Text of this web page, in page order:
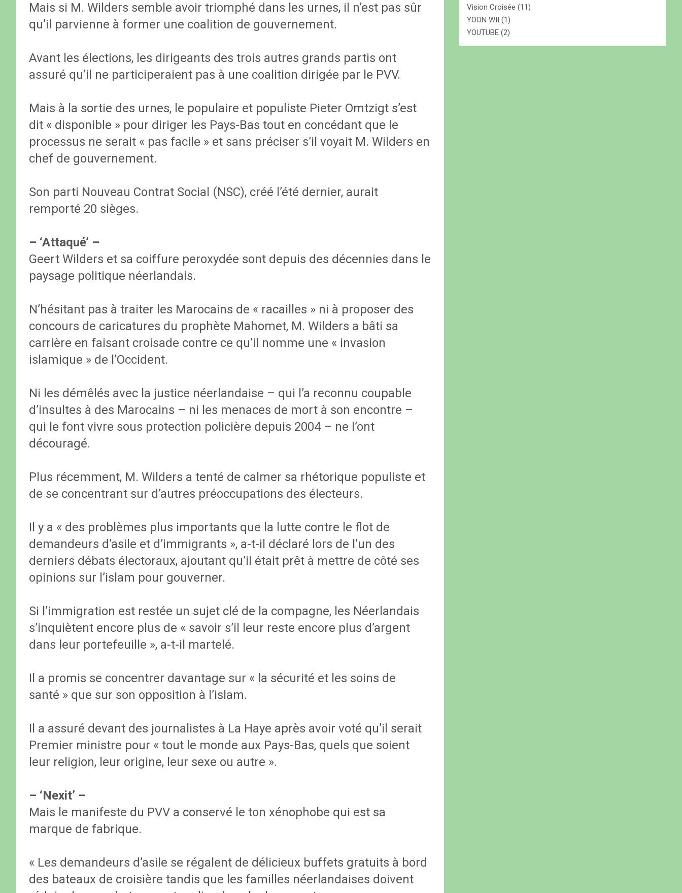
Mais si M. Wilders semble avoir triomphé dans les urnes, il n’est pas sûr
qu’il parvienne à former une coalition de gouvernement.
Avant les élections, les dirigeants des trois autres grands partis ont
assuré qu’il ne participeraient pas à une coalition dirigée par le PVV.
Mais à la sortie des urnes, le populaire et populiste Pieter Omtzigt s’est
dit « disponible » pour diriger les Pays-Bas tout en concédant que le
processus ne serait « pas facile » et sans préciser s’il voyait M. Wilders en
chef de gouvernement.
Son parti Nouveau Contrat Social (NSC), créé l’été dernier, aurait
remporté 20 sièges.
– ‘Attaqué’ –
Geert Wilders et sa coiffure peroxydée sont depuis des décennies dans le
paysage politique néerlandais.
N’hésitant pas à traiter les Marocains de « racailles » ni à proposer des
concours de caricatures du prophète Mahomet, M. Wilders a bâti sa
carrière en faisant croisade contre ce qu’il nomme une « invasion
islamique » de l’Occident.
Ni les démêlés avec la justice néerlandaise – qui l’a reconnu coupable
d’insultes à des Marocains – ni les menaces de mort à son encontre –
qui le font vivre sous protection policière depuis 2004 – ne l’ont
découragé.
Plus récemment, M. Wilders a tenté de calmer sa rhétorique populiste et
de se concentrant sur d’autres préoccupations des électeurs.
Il y a « des problèmes plus importants que la lutte contre le flot de
demandeurs d’asile et d’immigrants », a-t-il déclaré lors de l’un des
derniers débats électoraux, ajoutant qu’il était prêt à mettre de côté ses
opinions sur l’islam pour gouverner.
Si l’immigration est restée un sujet clé de la compagne, les Néerlandais
s’inquiètent encore plus de « savoir s’il leur reste encore plus d’argent
dans leur portefeuille », a-t-il martelé.
Il a promis se concentrer davantage sur « la sécurité et les soins de
santé » que sur son opposition à l’islam.
Il a assuré devant des journalistes à La Haye après avoir voté qu’il serait
Premier ministre pour « tout le monde aux Pays-Bas, quels que soient
leur religion, leur origine, leur sexe ou autre ».
– ‘Nexit’ –
Mais le manifeste du PVV a conservé le ton xénophobe qui est sa
marque de fabrique.
« Les demandeurs d’asile se régalent de délicieux buffets gratuits à bord
des bateaux de croisière tandis que les familles néerlandaises doivent
Vision Croisée (11)
YOON WII (1)
YOUTUBE (2)